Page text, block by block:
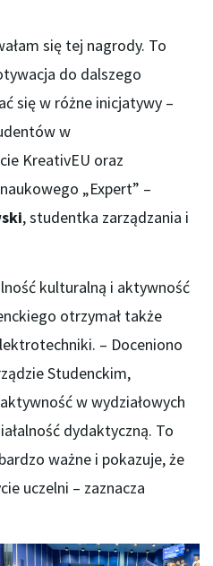
się tej nagrody. To
do dalszego
się w różne inicjatywy –
w
KreativEU oraz
„Expert” –
, studentka zarządzania i
kulturalną i aktywność
otrzymał także
– Doceniono
Studenckim,
w wydziałowych
dydaktyczną. To
ważne i pokazuje, że
uczelni – zaznacza